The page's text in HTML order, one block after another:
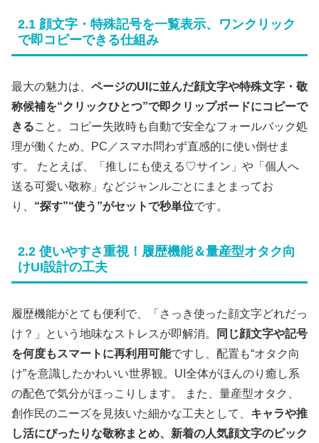
2.1 顔文字・特殊記号を一覧表示、ワンクリック
で即コピーできる仕組み
最大の魅力は、 ページのUIに並んだ顔文字や特殊文字・敬
称候補を“クリックひとつ”で即クリップボードにコピーで
きること。コピー失敗時も自動で安全なフォールバック処
理が働くため、PC／スマホ問わず直感的に使い倒せま
す。 たとえば、「推しにも使える♡サイン」や「個人へ
送る可愛い敬称」などジャンルごとにまとまってお
り、 “探す”“使う”がセットで秒単位です。
2.2 使いやすさ重視！履歴機能＆量産型オタク向
けUI設計の工夫
履歴機能がとても便利で、「さっき使った顔文字どれだっ
け？」という地味なストレスが即解消。
同じ顔文字や記号
を何度もスマートに再利用可能ですし、配置も“オタク向
け”を意識したかわいい世界観。UI全体がほんのり癒し系
の配色で気分がほっこりします。 また、量産型オタク、
創作民のニーズを見抜いた細かな工夫として、 キャラや推
し活にぴったりな敬称まとめ、新着の人気顔文字のピック